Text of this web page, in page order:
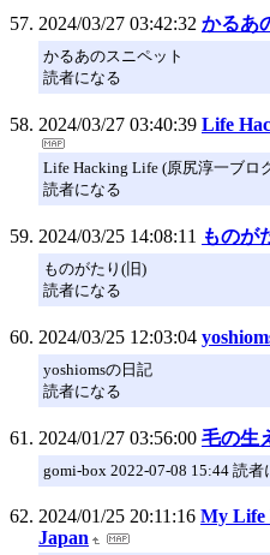
2024/03/27 03:42:32 かるあ
かるあのスニペット
読者になる
2024/03/27 03:40:39 Life
Life Hacking Life (原尻淳一ブロ
読者になる
2024/03/25 14:08:11 ものが
ものがたり(旧)
読者になる
2024/03/25 12:03:04
yoshiomsの日記
読者になる
2024/01/27 03:56:00 毛の生
gomi-box 2022-07-08 15:44 読者
2024/01/25 20:11:16 My Life
Japan